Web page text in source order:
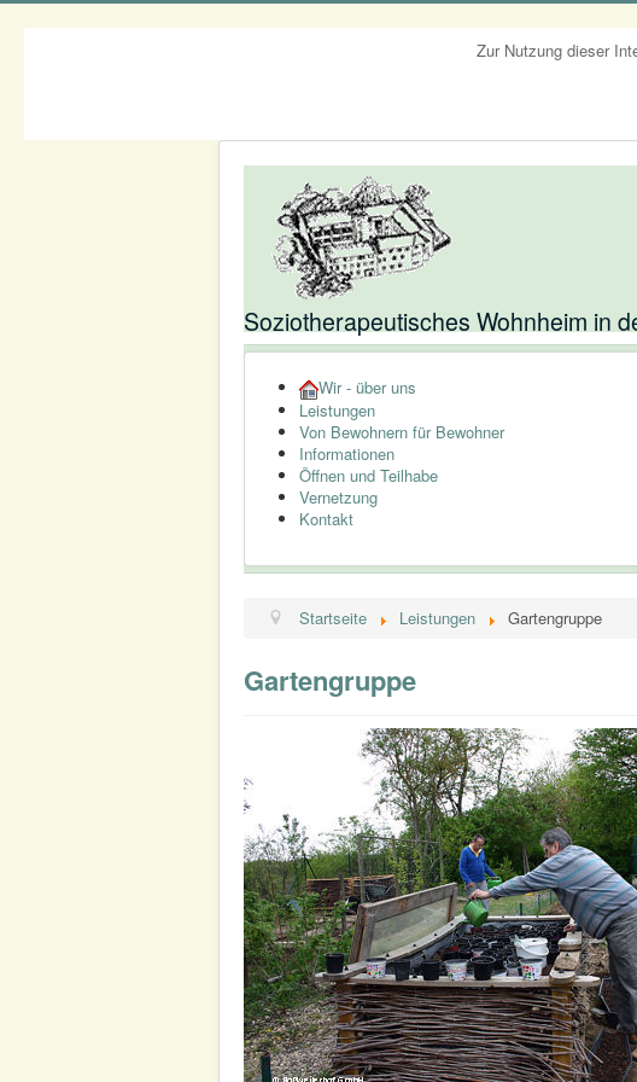
Zur Nutzung dieser
Soziotherapeutisches Wohnheim in
Wir - über uns
Leistungen
Von Bewohnern für Bewohner
Informationen
Öffnen und Teilhabe
Vernetzung
Kontakt
Startseite Leistungen Gartengruppe
Gartengruppe